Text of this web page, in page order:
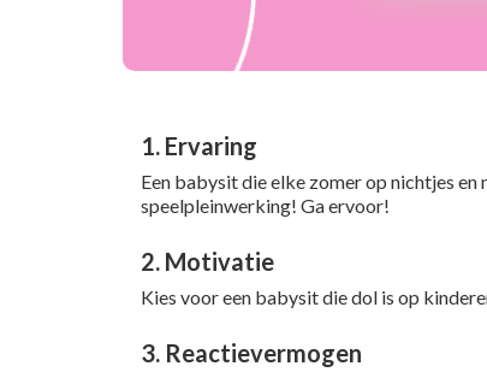
1. Ervaring
Een babysit die elke zomer op nichtjes
speelpleinwerking! Ga ervoor!
2. Motivatie
Kies voor een babysit die dol is op
3. Reactievermogen